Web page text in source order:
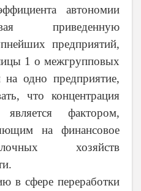
автономии
приведенную
предприятий,
1 о межгрупповых
одно предприятие,
что концентрация
фактором,
на финансовое
хозяйств
в сфере переработки